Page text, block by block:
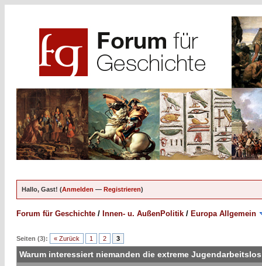
Hallo, Gast! (Anmelden — Registrieren)
Forum für Geschichte / Innen- u. AußenPolitik / Europa Allgemein
Seiten (3): « Zurück 1 2 3
Warum interessiert niemanden die extreme